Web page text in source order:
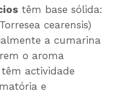
têm base sólida:
cearensis)
a cumarina
o aroma
actividade
e